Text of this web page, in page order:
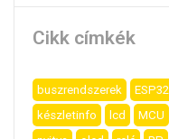
Cikk címkék
buszrendszerek ESP32
készletinfo
lcd MCU